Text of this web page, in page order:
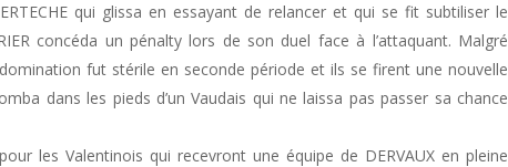
qui glissa en essayant de relancer et qui se fit subtiliser le
concéda un pénalty lors de son duel face à l’attaquant. Malgré
fut stérile en seconde période et ils se firent une nouvelle
dans les pieds d’un Vaudais qui ne laissa pas passer sa chance
les Valentinois qui recevront une équipe de DERVAUX en pleine